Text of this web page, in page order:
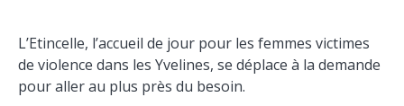
L’Etincelle, l’accueil de jour pour les femmes victimes
de violence dans les Yvelines, se déplace à la demande
pour aller au plus près du besoin.